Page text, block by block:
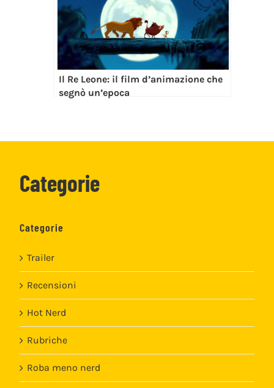
Il Re Leone: il film d’animazione che
segnò un’epoca
Categorie
Categorie
Trailer
Recensioni
Hot Nerd
Rubriche
Roba meno nerd